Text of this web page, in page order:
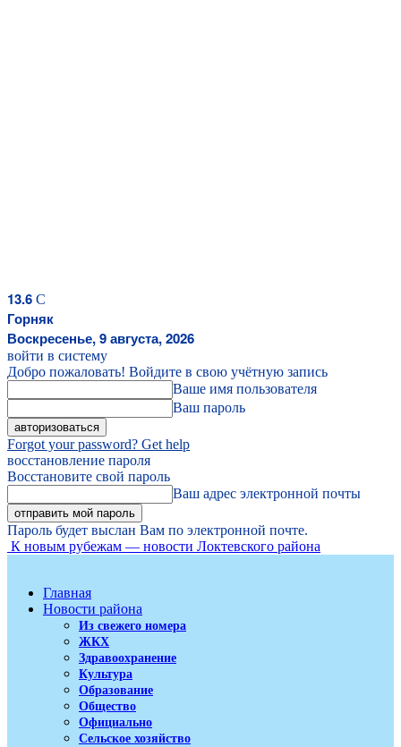
13.6 C
Горняк
Воскресенье, 9 августа, 2026
войти в систему
Добро пожаловать! Войдите в свою учётную запись
Ваше имя пользователя
Ваш пароль
Forgot your password? Get help
восстановление пароля
Восстановите свой пароль
Ваш адрес электронной почты
Пароль будет выслан Вам по электронной почте.
К новым рубежам — новости Локтевского района
Главная
Новости района
Из свежего номера
ЖКХ
Здравоохранение
Культура
Образование
Общество
Официально
Сельское хозяйство